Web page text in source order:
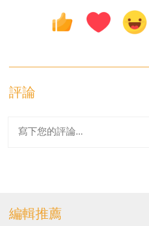
評論
編輯推薦